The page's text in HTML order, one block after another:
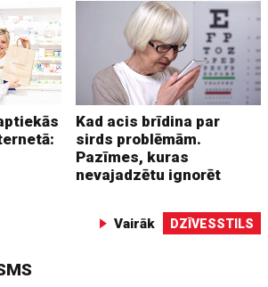
Kad acis brīdina par
sirds problēmām.
Pazīmes, kuras
nevajadzētu ignorēt
Vairāk DZĪVESSTILS